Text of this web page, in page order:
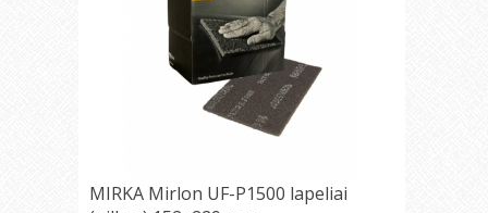
MIRKA Mirlon UF-P1500 lapeliai